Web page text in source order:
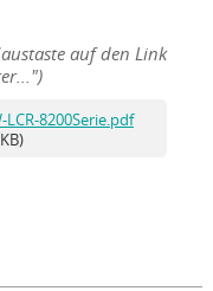
auf den Link
LCR-8200Serie.pdf